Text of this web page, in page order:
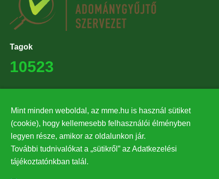
Tagok
10523
27224
Hírlevél feliratkozás
Értesüljön elsőként legfrissebb híreinkről, eseményeinkről!
Mint minden weboldal, az mme.hu is használ sütiket
(cookie), hogy kellemesebb felhasználói élményben
legyen része, amikor az oldalunkon jár.
További tudnivalókat a „sütikről” az Adatkezelési
tájékoztatónkban talál.